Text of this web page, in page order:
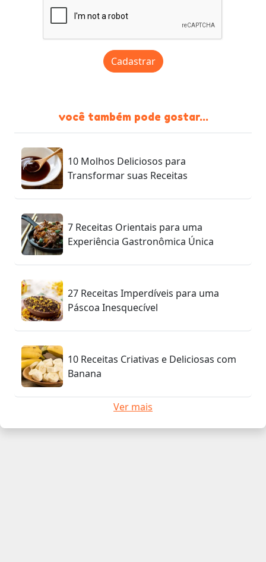
Cadastrar
você também pode gostar...
10 Molhos Deliciosos para
Transformar suas Receitas
7 Receitas Orientais para uma
Experiência Gastronômica Única
27 Receitas Imperdíveis para uma
Páscoa Inesquecível
10 Receitas Criativas e Deliciosas com
Banana
Ver mais